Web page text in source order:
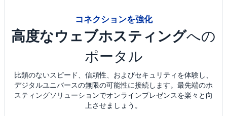
コネクションを強化
高度なウェブホスティングへの
ポータル
比類のないスピード、信頼性、およびセキュリティを体験し、
デジタルユニバースの無限の可能性に接続します。最先端のホ
スティングソリューションでオンラインプレゼンスを楽々と向
上させましょう。